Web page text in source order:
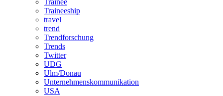
Trainee
Traineeship
travel
trend
Trendforschung
Trends
Twitter
UDG
Ulm/Donau
Unternehmenskommunikation
USA